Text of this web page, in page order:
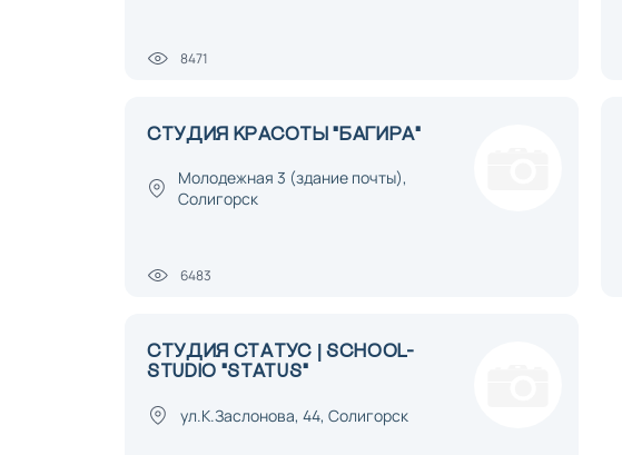
8471
СТУДИЯ КРАСОТЫ "БАГИРА"
Молодежная 3 (здание почты),
Солигорск
6483
СТУДИЯ СТАТУС | SCHOOL-
STUDIO "STATUS"
ул.К.Заслонова, 44, Солигорск